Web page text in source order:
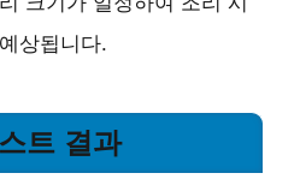
상됩니다.
트 결과